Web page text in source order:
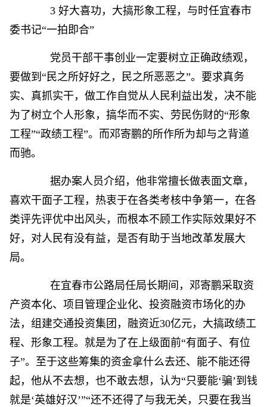
3 好大喜功，大搞形象工程，与时任宜春市
委书记“一拍即合”
党员干部干事创业一定要树立正确政绩观，
要做到“民之所好好之，民之所恶恶之”。要求真务
实、真抓实干，做工作自觉从人民利益出发，决不能
为了树立个人形象，搞华而不实、劳民伤财的“形象
工程”“政绩工程”。而邓寄鹏的所作所为却与之背道
而驰。
据办案人员介绍，他非常擅长做表面文章，
喜欢干面子工程，热衷于在各类考核中争第一，在各
类评先评优中出风头，而根本不顾工作实际效果好不
好，对人民有没有益，是否有助于当地改革发展大
局。
在宜春市公路局任局长期间，邓寄鹏采取资
产资本化、项目管理企业化、投资融资市场化的办
法，组建交通投资集团，融资近30亿元，大搞政绩工
程、形象工程。就是为了在上级面前“有面子、有位
子”。至于这些筹集的资金拿什么去还、能不能还得
起，他从不去想，也不敢去想，认为“只要能‘骗’到钱
就是‘英雄好汉’”“还不还得了与我无关，只要在我当